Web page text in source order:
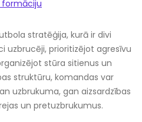
formāciju
stratēģija, kurā ir divi
uzbrucēji, prioritizējot agresīvu
stūra sitienus un
struktūru, komandas var
uzbrukuma, gan aizsardzības
un pretuzbrukumus.